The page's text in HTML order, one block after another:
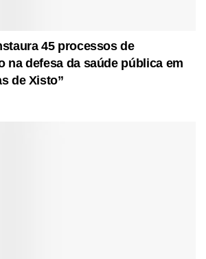
45 processos de
na defesa da saúde pública em
de Xisto”